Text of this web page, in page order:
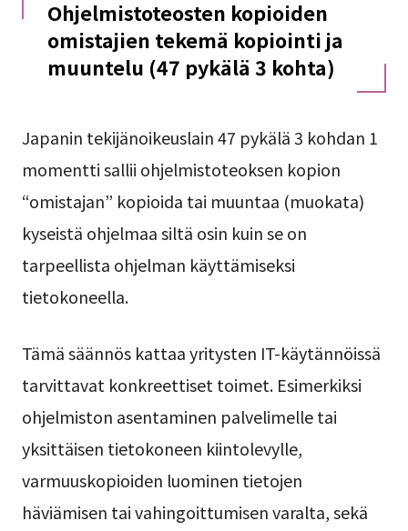
Ohjelmistoteosten kopioiden
omistajien tekemä kopiointi ja
muuntelu (47 pykälä 3 kohta)
Japanin tekijänoikeuslain 47 pykälä 3 kohdan 1
momentti sallii ohjelmistoteoksen kopion
“omistajan” kopioida tai muuntaa (muokata)
kyseistä ohjelmaa siltä osin kuin se on
tarpeellista ohjelman käyttämiseksi
tietokoneella.
Tämä säännös kattaa yritysten IT-käytännöissä
tarvittavat konkreettiset toimet. Esimerkiksi
ohjelmiston asentaminen palvelimelle tai
yksittäisen tietokoneen kiintolevylle,
varmuuskopioiden luominen tietojen
häviämisen tai vahingoittumisen varalta, sekä